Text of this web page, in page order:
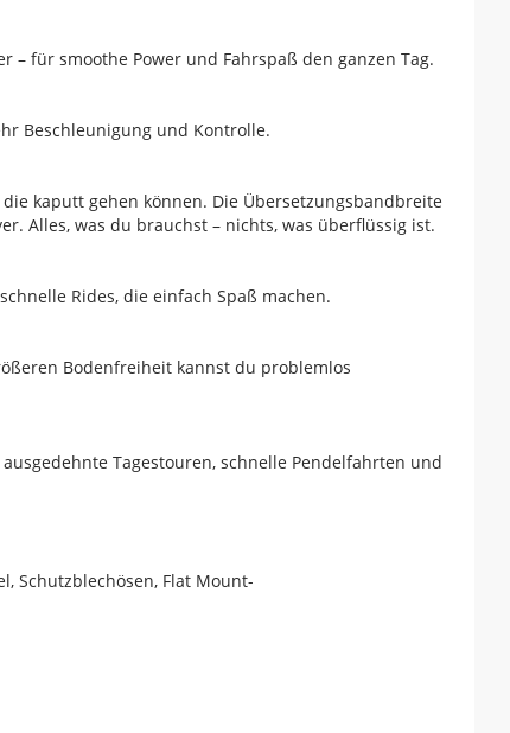
für smoothe Power und Fahrspaß den ganzen Tag.
Beschleunigung und Kontrolle.
kaputt gehen können. Die Übersetzungsbandbreite
Alles, was du brauchst – nichts, was überflüssig ist.
Rides, die einfach Spaß machen.
Bodenfreiheit kannst du problemlos
Tagestouren, schnelle Pendelfahrten und
Schutzblechösen, Flat Mount-